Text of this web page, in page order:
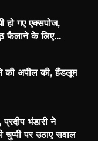
हो गए एक्सपोज,
फैलाने के लिए...
की अपील की, हैंडलूम
भंडारी ने
चुप्पी पर उठाए सवाल